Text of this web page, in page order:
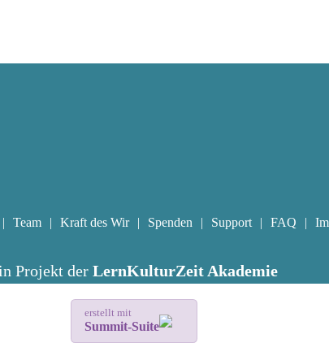
Team Kraft des Wir Spenden Support FAQ
Projekt der LernKulturZeit Akademie
erstellt mit
Summit-Suite